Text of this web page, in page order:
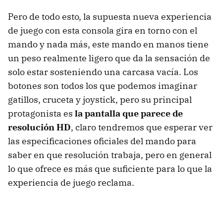
Pero de todo esto, la supuesta nueva experiencia
de juego con esta consola gira en torno con el
mando y nada más, este mando en manos tiene
un peso realmente ligero que da la sensación de
solo estar sosteniendo una carcasa vacía. Los
botones son todos los que podemos imaginar
gatillos, cruceta y joystick, pero su principal
protagonista es la pantalla que parece de
resolución HD, claro tendremos que esperar ver
las especificaciones oficiales del mando para
saber en que resolución trabaja, pero en general
lo que ofrece es más que suficiente para lo que la
experiencia de juego reclama.